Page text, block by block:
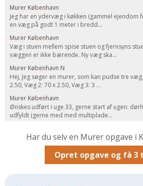
MALER
Indendørs
Udendørs
Kan Det Males?
MURER
Nybygning
Reparationer
Om Materialer
GLARMESTER
Udskiftning Og Montage
Murer København
Jeg har en ydervæg i køkken (gammel ejendom
en væg på godt 1 meter i bredd...
Murer København
Væg i stuen mellem spise stuen og fjernsyns
væggen er ikke bærende. Ny væg ska...
Murer København N
Hej, Jeg søger en murer, som kan pudse tre
2.50, Væg 2: 70 x 2.50, Væg 3: 3 ...
Murer København
Ønskes udført i uge 33, gerne start af ugen:
udfyldt (gerne med med multiplade...
Har du selv en Murer opgave i
Opret opgave og få 3